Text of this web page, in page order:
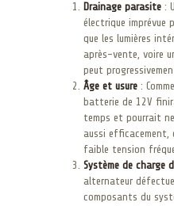
Drainage parasite :
électrique
que les lumières
après-vente, voire
peut
Âge et usure :
batterie de 12V
temps et pourrait
aussi efficacement,
faible tension
Système de charge
alternateur
composants du